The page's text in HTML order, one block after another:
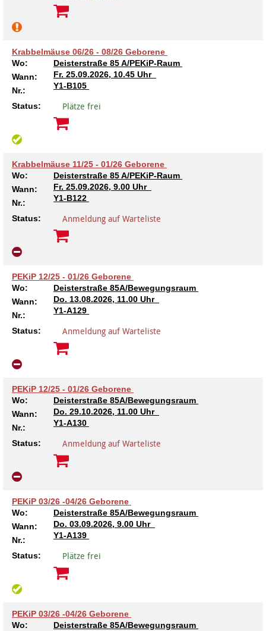
Krabbelmäuse 06/26 - 08/26 Geborene
Wo:
Deisterstraße 85 A/PEKiP-Raum
Wann:
Fr. 25.09.2026, 10.45 Uhr
Nr.:
Y1-B105
Status: Plätze frei
Krabbelmäuse 11/25 - 01/26 Geborene
Wo:
Deisterstraße 85 A/PEKiP-Raum
Wann:
Fr. 25.09.2026, 9.00 Uhr
Nr.:
Y1-B122
Status: Anmeldung auf Warteliste
PEKiP 12/25 - 01/26 Geborene
Wo:
Deisterstraße 85A/Bewegungsraum
Wann:
Do. 13.08.2026, 11.00 Uhr
Nr.:
Y1-A129
Status: Anmeldung auf Warteliste
PEKiP 12/25 - 01/26 Geborene
Wo:
Deisterstraße 85A/Bewegungsraum
Wann:
Do. 29.10.2026, 11.00 Uhr
Nr.:
Y1-A130
Status: Anmeldung auf Warteliste
PEKiP 03/26 -04/26 Geborene
Wo:
Deisterstraße 85A/Bewegungsraum
Wann:
Do. 03.09.2026, 9.00 Uhr
Nr.:
Y1-A139
Status: Plätze frei
PEKiP 03/26 -04/26 Geborene
Wo:
Deisterstraße 85A/Bewegungsraum